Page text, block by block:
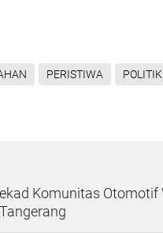
PERISTIWA POLITIK
Komunitas Otomotif